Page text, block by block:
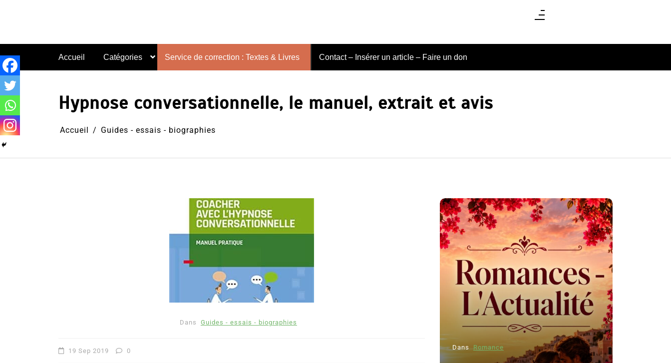
Accueil Catégories Service de correction : Textes & Livres Contact – Insérer un article – Faire un don
Hypnose conversationnelle, le manuel, extrait et avis
Accueil Guides - essais - biographies
Dans Guides - essais - biographies
19 Sep 2019 0
Dans Romance Dans Romance